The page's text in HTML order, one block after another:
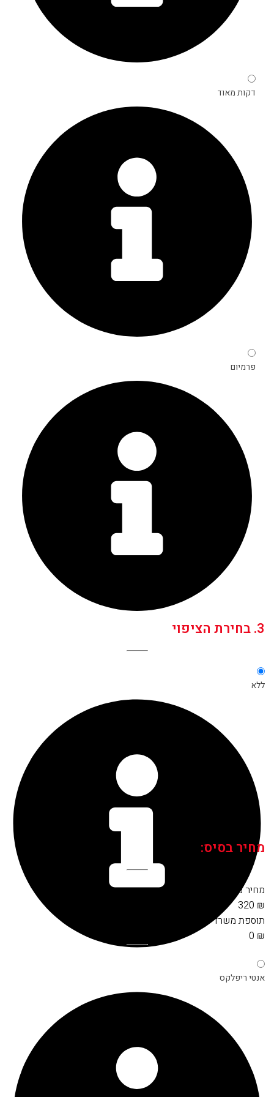
דקות מאוד
פרמיום
3. בחירת הציפוי
ללא
אנטי ריפלקס
מחיר בסיס:
מחיר מסגרת:
₪
320
תוספת משרדי
₪
0